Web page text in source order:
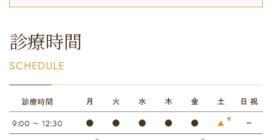
診療時間
SCHEDULE